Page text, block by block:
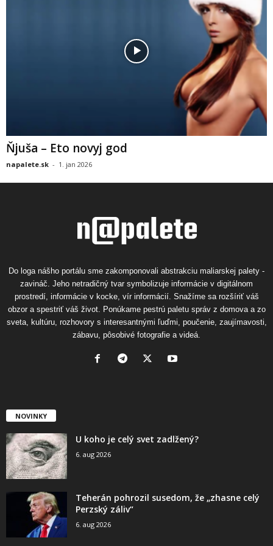
Ňjuša – Eto novyj god
napalete.sk - 1. jan 2026
Do loga nášho portálu sme zakomponovali abstrakciu maliarskej palety -
zavináč. Jeho netradičný tvar symbolizuje informácie v digitálnom
prostredí, informácie v kocke, vír informácií. Snažíme sa rozšíriť váš
obzor a spestriť váš život. Ponúkame pestrú paletu správ z domova a zo
sveta, kultúru, rozhovory s interesantnými ľuďmi, poučenie, zaujímavosti,
zábavu, pôsobivé fotografie a videá.
NOVINKY
U koho je celý svet zadlžený?
6. aug 2026
Teherán pohrozil susedom, že „zhasne celý
Perzský záliv“
6. aug 2026